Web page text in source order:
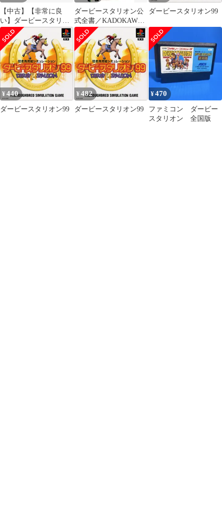
【中古】【非常に良
い】ダービースタリオ
ン 全国版 p706p5g
ダービースタリオン公
式全書／KADOKAWA
Game Linkage
ダービースタリオン99
¥440
ダービースタリオン99
¥482
ダービースタリオン99
¥470
ファミコン ダービー
スタリオン 全国版